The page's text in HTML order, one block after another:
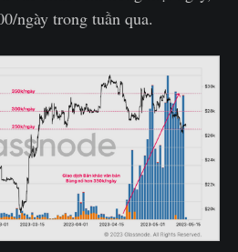
ngày trong tuần qua.